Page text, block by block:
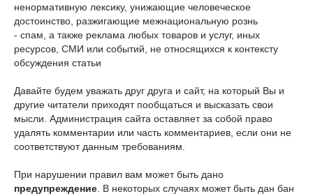
ненормативную лексику, унижающие человеческое
достоинство, разжигающие межнациональную рознь
- спам, а также реклама любых товаров и услуг, иных
ресурсов, СМИ или событий, не относящихся к контексту
обсуждения статьи
Давайте будем уважать друг друга и сайт, на который Вы и
другие читатели приходят пообщаться и высказать свои
мысли. Администрация сайта оставляет за собой право
удалять комментарии или часть комментариев, если они не
соответствуют данным требованиям.
При нарушении правил вам может быть дано
предупреждение . В некоторых случаях может быть дан бан